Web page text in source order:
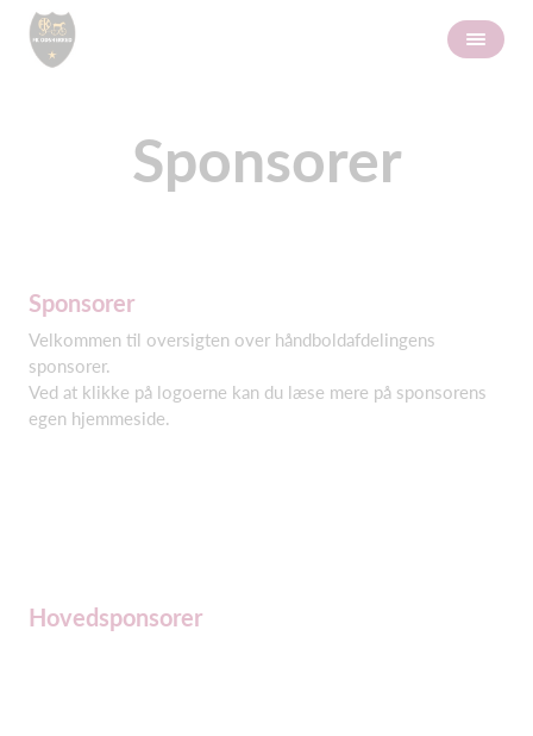
Sponsorer
Sponsorer
Velkommen til oversigten over håndboldafdelingens
sponsorer.
Ved at klikke på logoerne kan du læse mere på sponsorens
egen hjemmeside.
Hovedsponsorer